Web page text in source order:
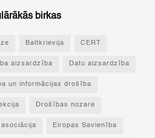
birkas
Baltkrievija CERT
aizsardzība Datu aizsardzība
un informācijas drošība
Drošības nozare
Eiropas Savienība